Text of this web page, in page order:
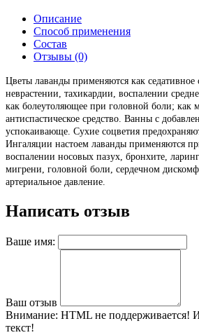
Описание
Способ применения
Состав
Отзывы (0)
Цветы лаванды применяются как седативное
неврастении, тахикардии, воспалении
как болеутоляющее при головной боли; как
антиспастическое средство. Ванны с
успокаивающе. Сухие соцветия
Ингаляции настоем лаванды применяются
воспалении носовых пазух, бронхите,
мигрени, головной боли, сердечном
артериальное давление.
Написать отзыв
Ваше имя:
Ваш отзыв
Внимание: HTML не поддерживается!
текст!